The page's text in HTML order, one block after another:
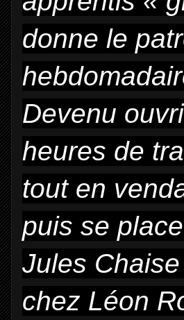
donne le
Devenu
heures de
tout en
puis se
Jules
chez Léon